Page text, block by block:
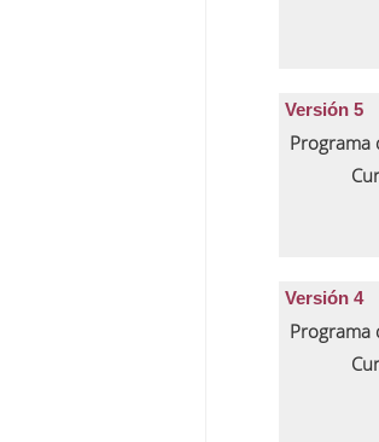
Versión 5
Programa
Versión 4
Programa